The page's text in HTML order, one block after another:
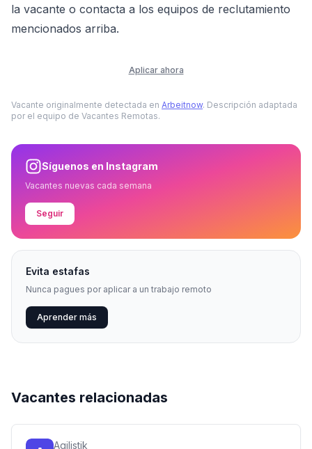
la vacante o contacta a los equipos de reclutamiento
mencionados arriba.
Aplicar ahora
Vacante originalmente detectada en Arbeitnow. Descripción adaptada
por el equipo de Vacantes Remotas.
Síguenos en Instagram
Vacantes nuevas cada semana
Seguir
Evita estafas
Nunca pagues por aplicar a un trabajo remoto
Aprender más
Vacantes relacionadas
Agilistik